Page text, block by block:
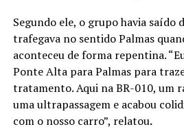
Segundo ele, o grupo havia saído
trafegava no sentido Palmas
aconteceu de forma repentina.
Ponte Alta para Palmas para
tratamento. Aqui na BR-010, um
uma ultrapassagem e acabou
com o nosso carro”, relatou.